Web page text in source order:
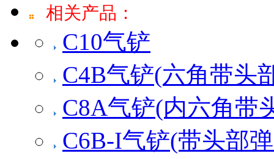
相关产品：
C10气铲
C4B气铲(六角带头
C8A气铲(内六角带
C6B-Ι气铲(带头部